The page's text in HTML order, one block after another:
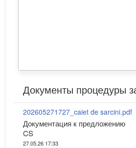
Документы процедуры
202605271727_caiet de sarcini.pdf
Документация к предложению
CS
27.05.26 17:33